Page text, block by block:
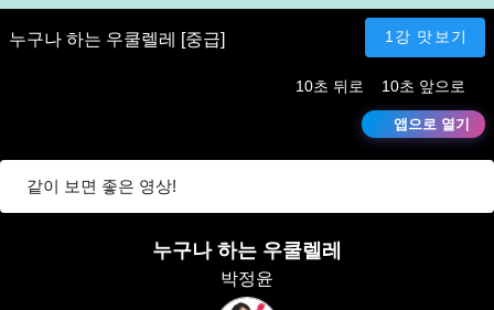
재
생
누구나 하는 우쿨렐레 [중급] 1강 맛보기
10초 뒤로 10초 앞으로
앱으로 열기
같이 보면 좋은 영상!
누구나 하는 우쿨렐레
박정윤